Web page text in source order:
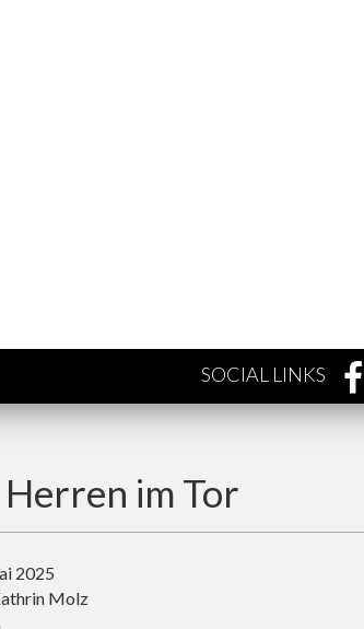
SOCIAL LINKS
im Tor
2025
Molz